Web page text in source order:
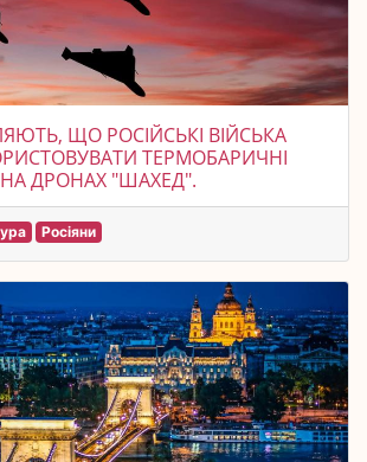
ЩО РОСІЙСЬКІ ВІЙСЬКА
ТЕРМОБАРИЧНІ
ДРОНАХ "ШАХЕД".
Росіяни